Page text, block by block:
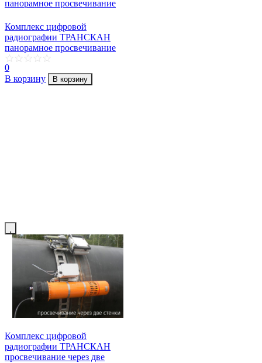
Комплекс цифровой
радиографии ТРАНСКАН
панорамное просвечивание
0
В корзину
В корзину
Комплекс цифровой
радиографии ТРАНСКАН
просвечивание через две